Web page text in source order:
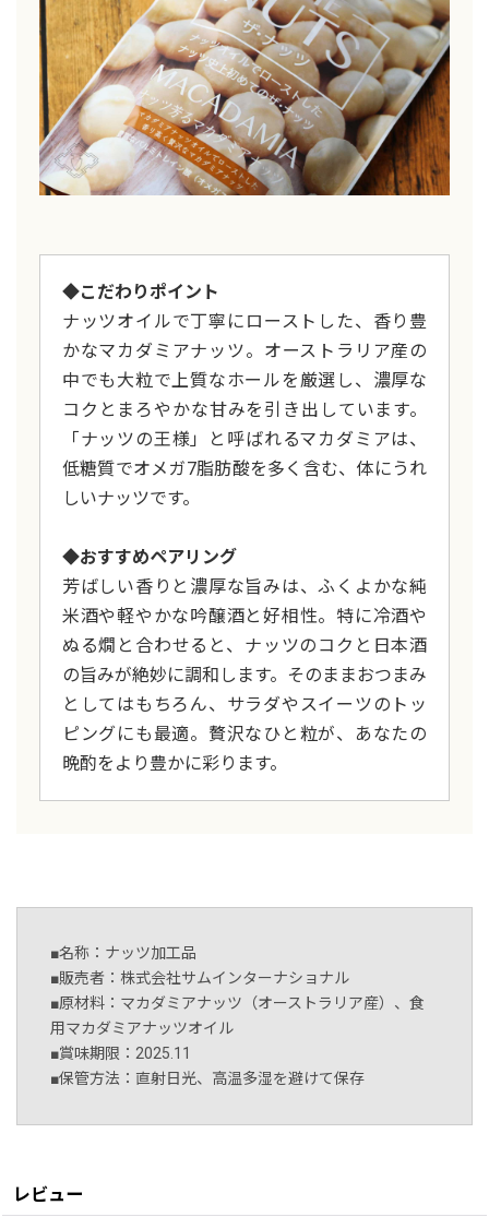
◆こだわりポイント
ナッツオイルで丁寧にローストした、香り豊
かなマカダミアナッツ。オーストラリア産の
中でも大粒で上質なホールを厳選し、濃厚な
コクとまろやかな甘みを引き出しています。
「ナッツの王様」と呼ばれるマカダミアは、
低糖質でオメガ7脂肪酸を多く含む、体にうれ
しいナッツです。
◆おすすめペアリング
芳ばしい香りと濃厚な旨みは、ふくよかな純
米酒や軽やかな吟醸酒と好相性。特に冷酒や
ぬる燗と合わせると、ナッツのコクと日本酒
の旨みが絶妙に調和します。そのままおつまみ
としてはもちろん、サラダやスイーツのトッ
ピングにも最適。贅沢なひと粒が、あなたの
晩酌をより豊かに彩ります。
■名称：ナッツ加工品
■販売者：株式会社サムインターナショナル
■原材料：マカダミアナッツ（オーストラリア産）、食
用マカダミアナッツオイル
■賞味期限：2025.11
■保管方法：直射日光、高温多湿を避けて保存
レビュー